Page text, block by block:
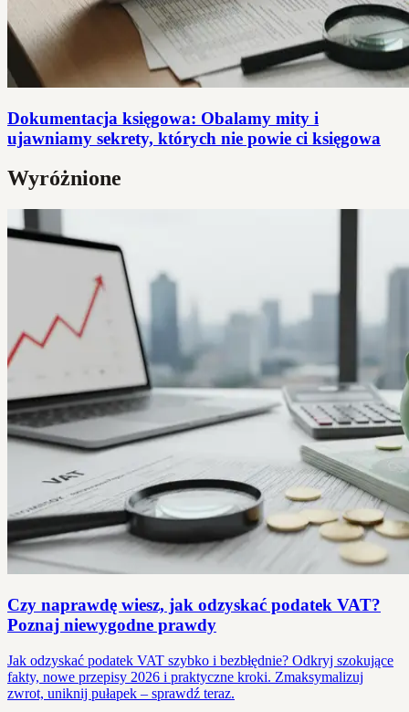
Dokumentacja księgowa: Obalamy mity i
ujawniamy sekrety, których nie powie ci księgowa
Wyróżnione
Czy naprawdę wiesz, jak odzyskać podatek VAT?
Poznaj niewygodne prawdy
Jak odzyskać podatek VAT szybko i bezbłędnie? Odkryj szokujące
fakty, nowe przepisy 2026 i praktyczne kroki. Zmaksymalizuj
zwrot, uniknij pułapek – sprawdź teraz.